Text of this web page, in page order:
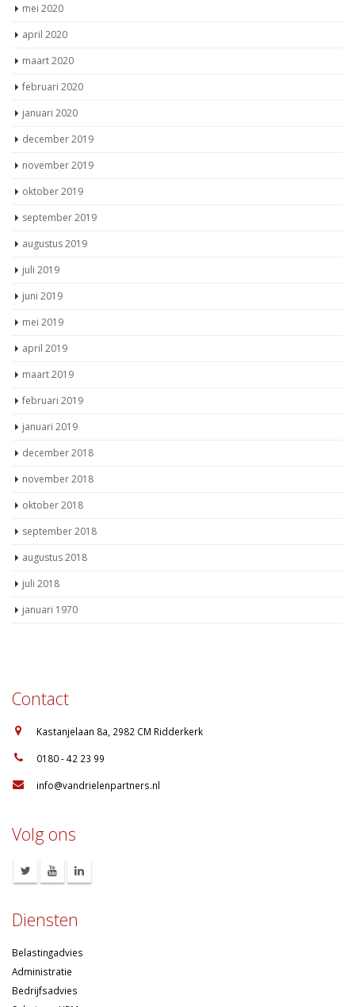
mei 2020
april 2020
maart 2020
februari 2020
januari 2020
december 2019
november 2019
oktober 2019
september 2019
augustus 2019
juli 2019
juni 2019
mei 2019
april 2019
maart 2019
februari 2019
januari 2019
december 2018
november 2018
oktober 2018
september 2018
augustus 2018
juli 2018
januari 1970
Contact
Kastanjelaan 8a, 2982 CM Ridderkerk
0180 - 42 23 99
info@vandrielenpartners.nl
Volg ons
Diensten
Belastingadvies
Administratie
Bedrijfsadvies